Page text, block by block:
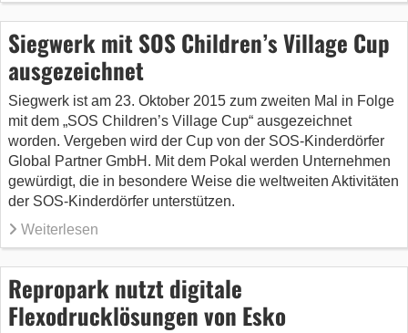
Siegwerk mit SOS Children’s Village Cup
ausgezeichnet
Siegwerk ist am 23. Oktober 2015 zum zweiten Mal in Folge
mit dem „SOS Children’s Village Cup“ ausgezeichnet
worden. Vergeben wird der Cup von der SOS-Kinderdörfer
Global Partner GmbH. Mit dem Pokal werden Unternehmen
gewürdigt, die in besondere Weise die weltweiten Aktivitäten
der SOS-Kinderdörfer unterstützen.
Weiterlesen
Repropark nutzt digitale
Flexodrucklösungen von Esko